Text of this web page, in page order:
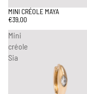
MINI CRÉOLE MAYA
€39,00
Mini
créole
Sia